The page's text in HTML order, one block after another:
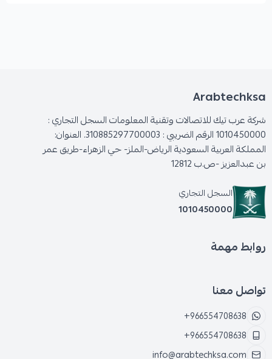
Arabtechksa
شركة عرب تيك للاتصالات وتقنية المعلومات السجل التجاري :
1010450000 الرقم الضريبي : 310885297700003. العنوان:
المملكة العربية السعودية الرياض-الملز- حي الزهراء-طريق عمر
بن عبدالعزيز -ص.ب 12812
السجل التجاري
1010450000
روابط مهمة
تواصل معنا
+966554708638
+966554708638
info@arabtechksa.com